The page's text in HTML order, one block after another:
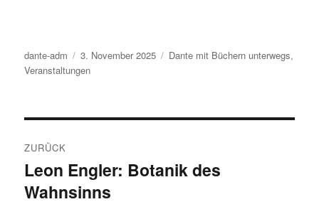
Autor
dante-adm
Veröffentlicht
am
3. November 2025 Kategorien
Dante mit Büchern unterwegs,
Veranstaltungen
ZURÜCK
Vorheriger
Beitrag:
Leon Engler: Botanik des
Wahnsinns